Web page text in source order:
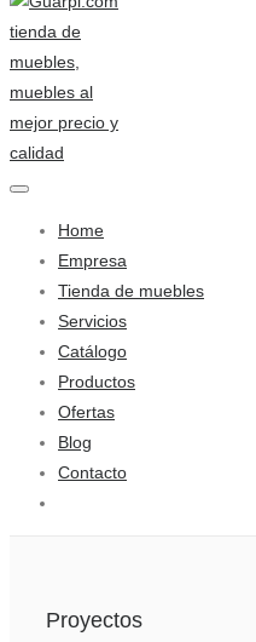
Home
Empresa
Tienda de muebles
Servicios
Catálogo
Productos
Ofertas
Blog
Contacto
Proyectos